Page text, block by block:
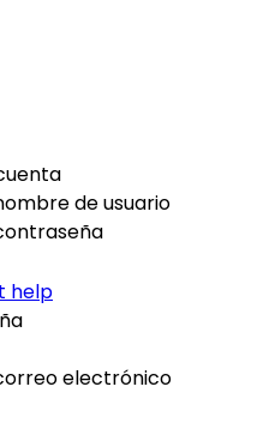
de usuario
help
electrónico